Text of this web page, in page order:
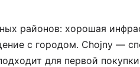
районов: хорошая
с городом. Chojny —
для первой